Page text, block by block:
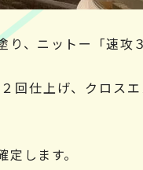
り、ニットー「速攻
回仕上げ、クロス
します。